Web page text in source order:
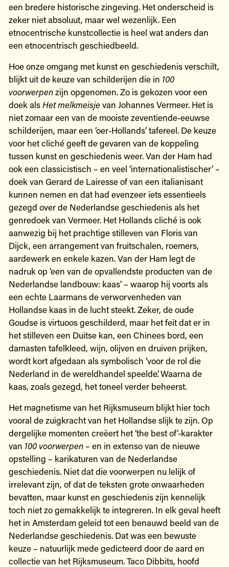
een bredere historische zingeving. Het onderscheid is
zeker niet absoluut, maar wel wezenlijk. Een
etnocentrische kunstcollectie is heel wat anders dan
een etnocentrisch geschiedbeeld.
Hoe onze omgang met kunst en geschiedenis verschilt,
blijkt uit de keuze van schilderijen die in 100
voorwerpenzijn opgenomen. Zo is gekozen voor een
doek alsHet melkmeisjevan Johannes Vermeer. Het is
niet zomaar een van de mooiste zeventiende-eeuwse
schilderijen, maar een ‘oer-Hollands’ tafereel. De keuze
voor het cliché geeft de gevaren van de koppeling
tussen kunst en geschiedenis weer. Van der Ham had
ook een classicistisch – en veel ‘internationalistischer’ –
doek van Gerard de Lairesse of van een italianisant
kunnen nemen en dat had evenzeer iets essentieels
gezegd over de Nederlandse geschiedenis als het
genredoek van Vermeer. Het Hollands cliché is ook
aanwezig bij het prachtige stilleven van Floris van
Dijck, een arrangement van fruitschalen, roemers,
aardewerk en enkele kazen. Van der Ham legt de
nadruk op ‘een van de opvallendste producten van de
Nederlandse landbouw: kaas’ – waarop hij voorts als
een echte Laarmans de verworvenheden van
Hollandse kaas in de lucht steekt. Zeker, de oude
Goudse is virtuoos geschilderd, maar het feit dat er in
het stilleven een Duitse kan, een Chinees bord, een
damasten tafelkleed, wijn, olijven en druiven prijken,
wordt kort afgedaan als symbolisch ‘voor de rol die
Nederland in de wereldhandel speelde’. Waarna de
kaas, zoals gezegd, het toneel verder beheerst.
Het magnetisme van het Rijksmuseum blijkt hier toch
vooral de zuigkracht van het Hollandse slijk te zijn. Op
dergelijke momenten creëert het ‘the best of’-karakter
van 100 voorwerpen– en in extenso van de nieuwe
opstelling – karikaturen van de Nederlandse
geschiedenis. Niet dat die voorwerpen nu lelijk of
irrelevant zijn, of dat de teksten grote onwaarheden
bevatten, maar kunst en geschiedenis zijn kennelijk
toch niet zo gemakkelijk te integreren. In elk geval heeft
het in Amsterdam geleid tot een benauwd beeld van de
Nederlandse geschiedenis. Dat was een bewuste
keuze – natuurlijk mede gedicteerd door de aard en
collectie van het Rijksmuseum. Taco Dibbits, hoofd